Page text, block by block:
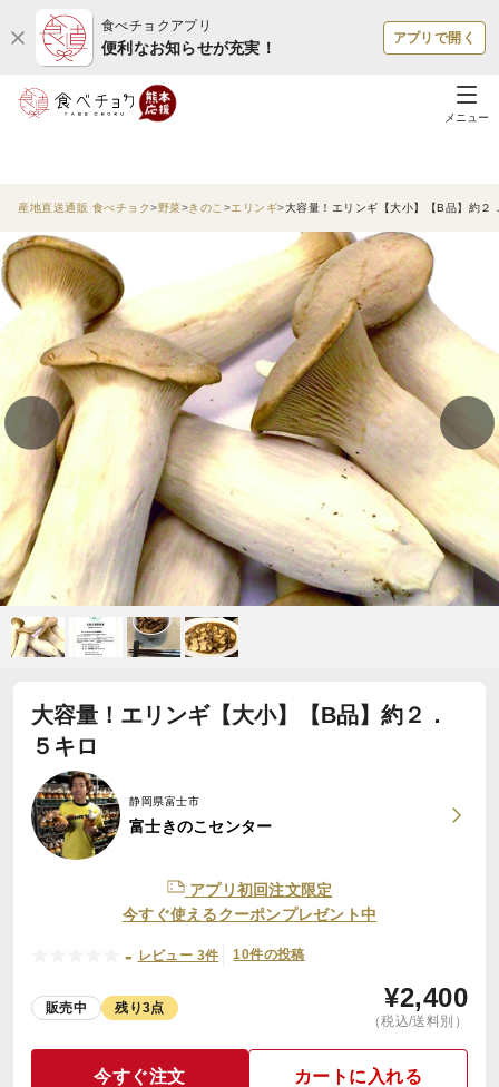
食べチョクアプリ
便利なお知らせが充実！
アプリで開く
メニュー
産地直送通販 食べチョク 野菜 きのこ エリンギ 大容量！エリンギ【大小】【B品】約２
大容量！エリンギ【大小】【B品】約２．
５キロ
静岡県富士市
富士きのこセンター
アプリ初回注文限定
今すぐ使えるクーポンプレゼント中
- レビュー 3件 10件の投稿
販売中 残り3点 ¥2,400
（税込/送料別）
今すぐ注文 カートに入れる